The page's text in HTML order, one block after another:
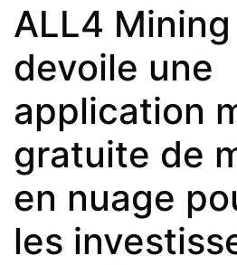
ALL4 Mining
devoile une
application
gratuite de
en nuage
les